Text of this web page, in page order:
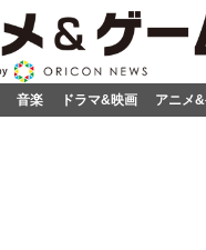
音楽 ドラマ&映画 アニメ